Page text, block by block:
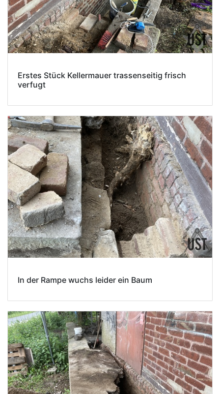
Erstes Stück Kellermauer trassenseitig frisch
verfugt
In der Rampe wuchs leider ein Baum